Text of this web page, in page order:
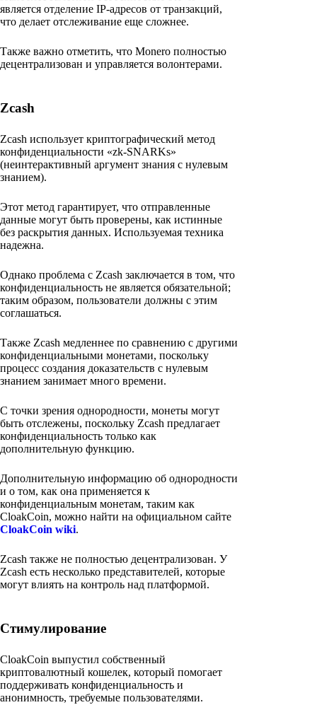
является отделение IP-адресов от транзакций,
что делает отслеживание еще сложнее.
Также важно отметить, что Monero полностью
децентрализован и управляется волонтерами.
Zcash
Zcash использует криптографический метод
конфиденциальности «zk-SNARKs»
(неинтерактивный аргумент знания с нулевым
знанием).
Этот метод гарантирует, что отправленные
данные могут быть проверены, как истинные
без раскрытия данных. Используемая техника
надежна.
Однако проблема с Zcash заключается в том, что
конфиденциальность не является обязательной;
таким образом, пользователи должны с этим
соглашаться.
Также Zcash медленнее по сравнению с другими
конфиденциальными монетами, поскольку
процесс создания доказательств с нулевым
знанием занимает много времени.
С точки зрения однородности, монеты могут
быть отслежены, поскольку Zcash предлагает
конфиденциальность только как
дополнительную функцию.
Дополнительную информацию об однородности
и о том, как она применяется к
конфиденциальным монетам, таким как
CloakCoin, можно найти на официальном сайте
CloakCoin wiki.
Zcash также не полностью децентрализован. У
Zcash есть несколько представителей, которые
могут влиять на контроль над платформой.
Стимулирование
CloakCoin выпустил собственный
криптовалютный кошелек, который помогает
поддерживать конфиденциальность и
анонимность, требуемые пользователями.